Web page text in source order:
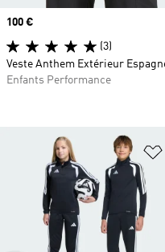
Prix
100 €
(3)
Veste Anthem Extérieur
Enfants Performance